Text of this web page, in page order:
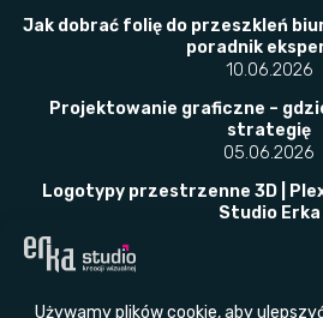
Jak dobrać folię do przeszkleń
poradnik
10.06.2026
Projektowanie graficzne –
strategię
05.06.2026
Logotypy przestrzenne 3D |
Studio Erka
​Folie okienne w